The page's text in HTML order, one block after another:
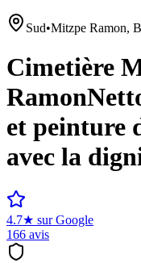
Sud•Mitzpe Ramon,
Cimetière
Ramon
et peinture
avec la
4.7★ sur Google
166 avis